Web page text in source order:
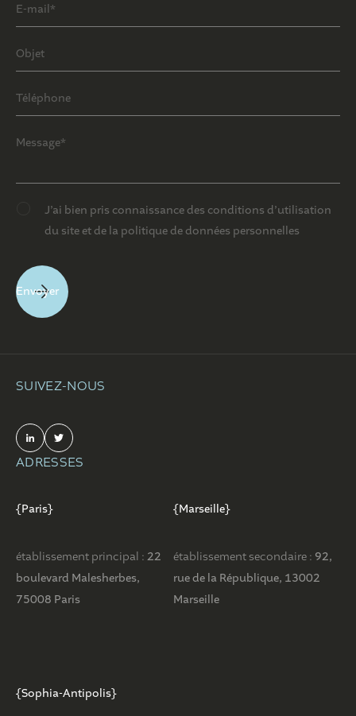
J’ai bien pris connaissance des conditions d’utilisation
du site et de la politique de données personnelles
SUIVEZ-NOUS
ADRESSES
{Paris}
établissement principal : 22
boulevard Malesherbes,
75008 Paris
{Marseille}
établissement secondaire : 92,
rue de la République, 13002
Marseille
{Sophia-Antipolis}